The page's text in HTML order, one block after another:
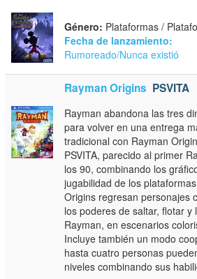
Género: Plataformas /
Fecha de lanzamiento:
Rumoreado/Nunca existió
Rayman Origins PSVITA
Rayman abandona las tres
para volver en una entrega
tradicional con Rayman
PSVITA, parecido al primer
los 90, combinando los
jugabilidad de los
Origins regresan personajes
los poderes de saltar, flotar y
Rayman, en escenarios
Incluye también un modo
hasta cuatro personas
niveles combinando sus